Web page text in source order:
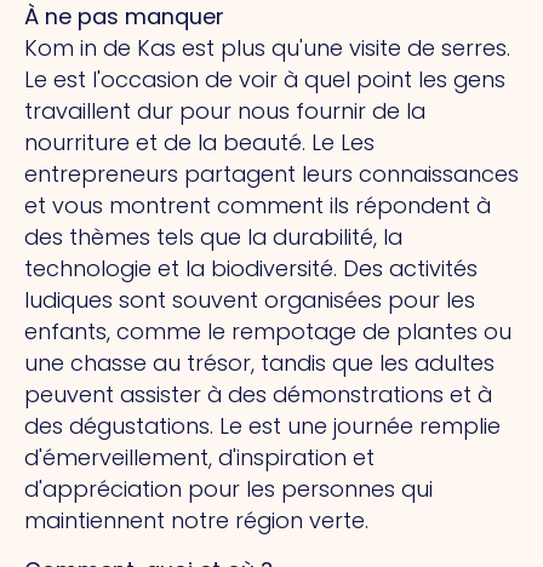
À ne pas manquer
Kom in de Kas est plus qu'une visite de serres.
Le est l'occasion de voir à quel point les gens
travaillent dur pour nous fournir de la
nourriture et de la beauté. Le Les
entrepreneurs partagent leurs connaissances
et vous montrent comment ils répondent à
des thèmes tels que la durabilité, la
technologie et la biodiversité. Des activités
ludiques sont souvent organisées pour les
enfants, comme le rempotage de plantes ou
une chasse au trésor, tandis que les adultes
peuvent assister à des démonstrations et à
des dégustations. Le est une journée remplie
d'émerveillement, d'inspiration et
d'appréciation pour les personnes qui
maintiennent notre région verte.